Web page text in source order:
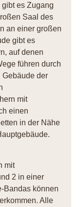
es Zugang
Saal des
an einer großen
gibt es
auf denen
führen durch
Gebäude der
mit
einen
in der Nähe
mit
2 in einer
Bandas können
Alle